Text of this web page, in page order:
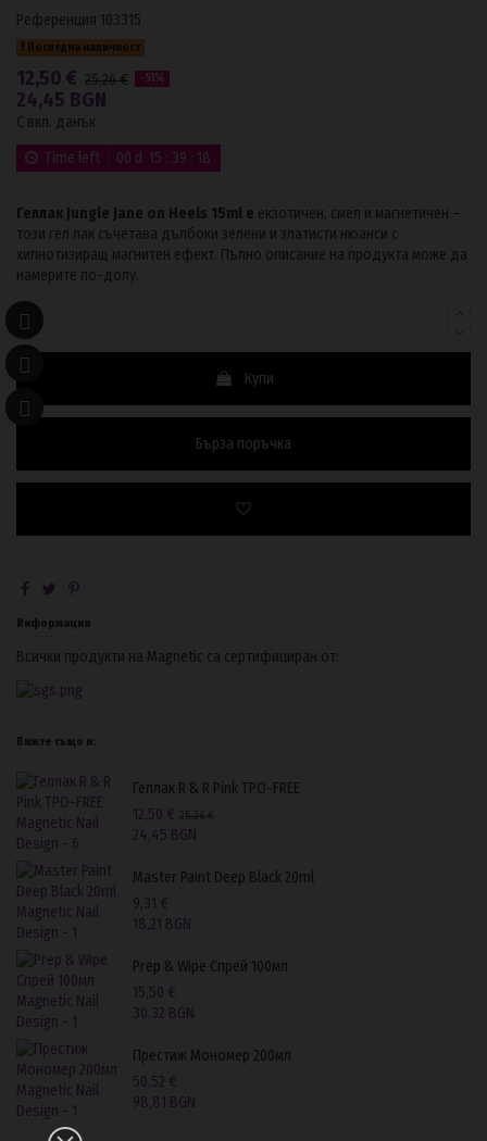
Референция 103315
Последна наличност
12,50 € 25,26 € -51%
24,45 BGN
С вкл. данък
Time left
00 d. 15 : 39 : 18
Геллак Jungle Jane on Heels 15ml е eкзотичен, смел и магнетичен –
този гел лак съчетава дълбоки зелени и златисти нюанси с
хипнотизиращ магнитен ефект. Пълно описание на продукта може да
намерите по-долу.
Купи
Бърза поръчка
Информация
Всички продукти на Magnetic са сертифициран от:
Вижте също и:
Геллак R & R Pink TPO-FREE
12,50 €
24,45 BGN
Master Paint Deep Black 20ml
9,31 €
18,21 BGN
Prep & Wipe Спрей 100мл
15,50 €
30,32 BGN
Престиж Мономер 200мл
50,52 €
98,81 BGN